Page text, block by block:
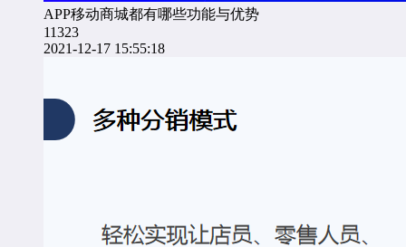
APP移动商城都有哪些功能与优势
11323
2021-12-17 15:55:18